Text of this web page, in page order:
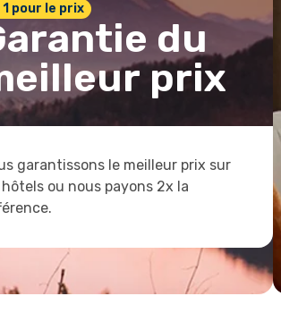
1 pour le prix
du
prix
garantissons le meilleur prix sur
hôtels ou nous payons 2x la